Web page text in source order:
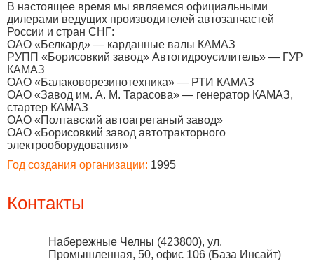
В настоящее время мы являемся официальными
дилерами ведущих производителей автозапчастей
России и стран СНГ:
ОАО «Белкард» — карданные валы КАМАЗ
РУПП «Борисовкий завод» Автогидроусилитель» — ГУР
КАМАЗ
ОАО «Балаковорезинотехника» — РТИ КАМАЗ
ОАО «Завод им. А. М. Тарасова» — генератор КАМАЗ,
стартер КАМАЗ
ОАО «Полтавский автоагреганый завод»
ОАО «Борисовкий завод автотракторного
электрооборудования»
Год создания организации: 1995
Контакты
Набережные Челны (423800), ул.
Промышленная, 50, офис 106 (База Инсайт)